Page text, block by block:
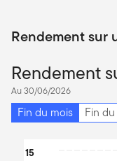
Rendement sur
Rendement
Au 30/06/2026
Fin du mois Fin
15